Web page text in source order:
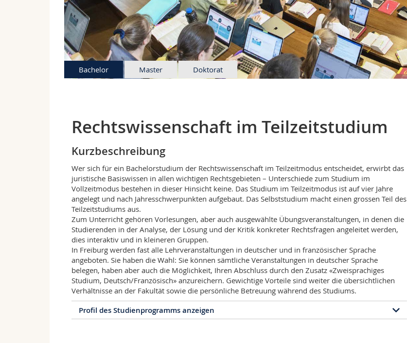
Bachelor Master Doktorat
Rechtswissenschaft im Teilzeitstudium
Kurzbeschreibung
Wer sich für ein Bachelorstudium der Rechtswissenschaft im Teilzeitmodus entscheidet, erwirbt das
juristische Basiswissen in allen wichtigen Rechtsgebieten – Unterschiede zum Studium im
Vollzeitmodus bestehen in dieser Hinsicht keine. Das Studium im Teilzeitmodus ist auf vier Jahre
angelegt und nach Jahresschwerpunkten aufgebaut. Das Selbststudium macht einen grossen Teil des
Teilzeitstudiums aus.
Zum Unterricht gehören Vorlesungen, aber auch ausgewählte Übungsveranstaltungen, in denen die
Studierenden in der Analyse, der Lösung und der Kritik konkreter Rechtsfragen angeleitet werden,
dies interaktiv und in kleineren Gruppen.
In Freiburg werden fast alle Lehrveranstaltungen in deutscher und in französischer Sprache
angeboten. Sie haben die Wahl: Sie können sämtliche Veranstaltungen in deutscher Sprache
belegen, haben aber auch die Möglichkeit, Ihren Abschluss durch den Zusatz «Zweisprachiges
Studium, Deutsch/Französisch» anzureichern. Gewichtige Vorteile sind weiter die übersichtlichen
Verhältnisse an der Fakultät sowie die persönliche Betreuung während des Studiums.
Profil des Studienprogramms anzeigen